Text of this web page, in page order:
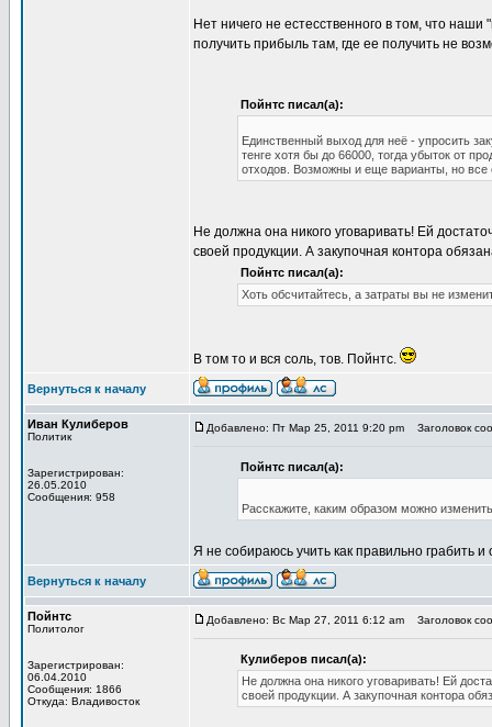
Нет ничего не естесственного в том, что
получить прибыль там, где ее получить не
Пойнтс писал(а):
Единственный выход для неё - упросить
тенге хотя бы до 66000, тогда убыток от
отходов. Возможны и еще варианты, но все
Не должна она никого уговаривать! Ей
своей продукции. А закупочная контора
Пойнтс писал(а):
Хоть обсчитайтесь, а затраты вы не
В том то и вся соль, тов. Пойнтс.
Вернуться к началу
Иван Кулиберов
Политик
Зарегистрирован:
26.05.2010
Сообщения: 958
Добавлено: Пт Мар 25, 2011 9:20 pm Заголовок
Пойнтс писал(а):
Расскажите, каким образом можно
Я не собираюсь учить как правильно грабить
Вернуться к началу
Пойнтс
Политолог
Зарегистрирован:
06.04.2010
Сообщения: 1866
Откуда: Владивосток
Добавлено: Вс Мар 27, 2011 6:12 am Заголовок
Кулиберов писал(а):
Не должна она никого уговаривать! Ей
своей продукции. А закупочная контора